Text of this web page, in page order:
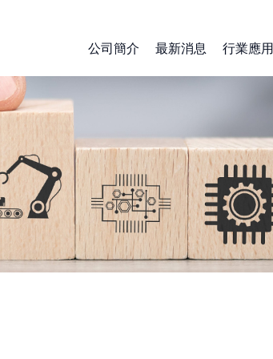
公司簡介 最新消息 行業應用